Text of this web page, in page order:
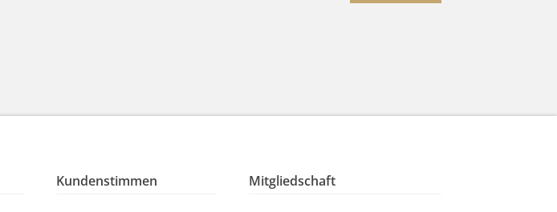
Kundenstimmen Mitgliedschaft